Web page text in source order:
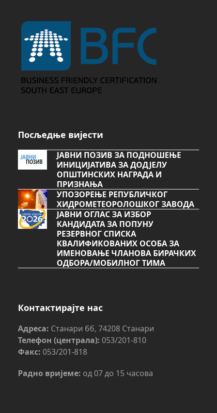
Посљедње вијести
ЈАВНИ ПОЗИВ ЗА ПОДНОШЕЊЕ
ИНИЦИЈАТИВА ЗА ДОДЈЕЛУ
ОПШТИНСКИХ НАГРАДА И
ПРИЗНАЊА
УПОЗОРЕЊЕ РЕПУБЛИЧКОГ
ХИДРОМЕТЕОРОЛОШКОГ ЗАВОДА
ЈАВНИ ОГЛАС ЗА ИЗБОР
КАНДИДАТА ЗА ПОПУНУ
РЕЗЕРВНОГ СПИСКА
КВАЛИФИКОВАНИХ ОСОБА ЗА
ИМЕНОВАЊЕ ЧЛАНОВА БИРАЧКИХ
ОДБОРА/МОБИЛНОГ ТИМА
Контактирајте нас
Адреса: Станари бб, 74208 Станари
Телефон (централа): 053/201-810
Факс: 053/201-818
Радно вријеме: од 07 до 15 часова